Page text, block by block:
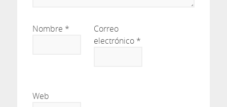
Nombre *
Correo
electrónico *
Web